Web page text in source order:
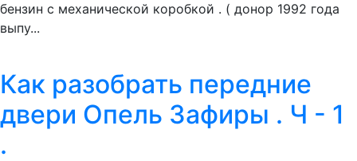
бензин с механической коробкой . ( донор 1992 года
выпу...
Как разобрать передние
двери Опель Зафиры . Ч - 1
.